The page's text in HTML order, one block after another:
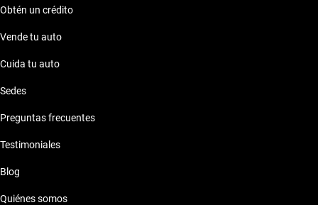
Obtén un crédito
Vende tu auto
Cuida tu auto
Sedes
Preguntas frecuentes
Testimoniales
Blog
Quiénes somos